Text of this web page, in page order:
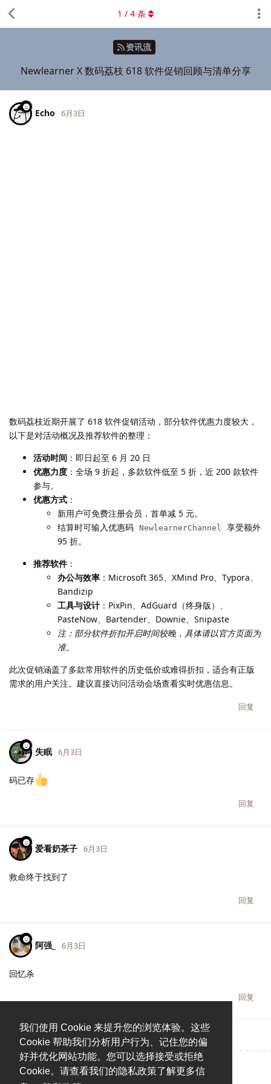
我们使用 Cookie 来提升您的浏览体验。这些
Cookie 帮助我们分析用户行为、记住您的偏
好并优化网站功能。您可以选择接受或拒绝
Cookie。请查看我们的隐私政策了解更多信
资讯流
Newlearner X 数码荔枝 618 软件促销回顾与清单分享
1 / 4 条
Echo 6月3日
数码荔枝近期开展了 618 软件促销活动，部分软件优惠力度较大，
以下是对活动概况及推荐软件的整理：
活动时间 ：即日起至 6 月 20 日
优惠力度 ：全场 9 折起，多款软件低至 5 折，近 200 款软件
参与。
优惠方式 ：
新用户可免费注册会员，首单减 5 元。
结算时可输入优惠码
NewlearnerChannel
享受额外
95 折。
推荐软件 ：
办公与效率 ：Microsoft 365、XMind Pro、Typora、
Bandizip
工具与设计 ：PixPin、AdGuard（终身版）、
PasteNow、Bartender、Downie、Snipaste
注：部分软件折扣开启时间较晚，具体请以官方页面为
准。
此次促销涵盖了多款常用软件的历史低价或难得折扣，适合有正版
需求的用户关注。建议直接访问活动会场查看实时优惠信息。
回复
失眠 6月3日
码已存
回复
爱看奶茶子 6月3日
救命终于找到了
回复
阿强_ 6月3日
回忆杀
回复
说点什么吧...